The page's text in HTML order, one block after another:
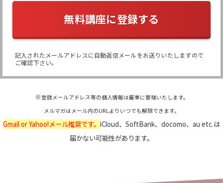
無料講座に登録する
記入されたメールアドレスに自動返信メールをお送りいたしますので
ご確認下さい。
※登録メールアドレス等の個人情報は厳重に管理いたします。
メルマガはメール内のURLよりいつでも解除できます。
Gmail or Yahoo!メール推奨です。 iCloud、SoftBank、docomo、au etc.は
届かない可能性があります。